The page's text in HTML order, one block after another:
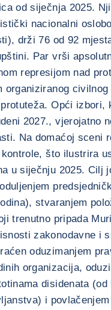
od siječnja 2025.
nacionalni
drži 76 od 92
Par vrši
represijom nad
organiziranog civilnog
Opći izbori,
2027., vjerojatno
Na domaćoj sceni
što ilustrira
u siječnju 2025. Cilj
stvaranjem
trenutno pripada
zakonodavne i
oduzimanjem
organizacija,
disidenata (od
i